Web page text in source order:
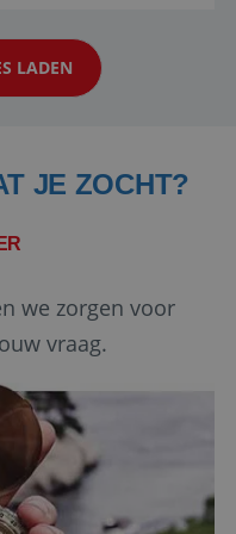
droomreis te
LADEN
JE ZOCHT?
we zorgen voor
vraag.
Aanbieder/
Domein
PHP.net
Policy